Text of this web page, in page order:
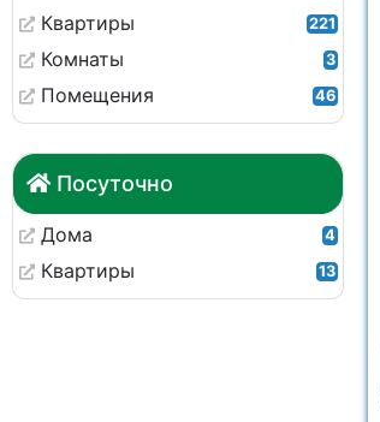
Квартиры 221
Комнаты 3
Помещения 46
Посуточно
Дома 4
Квартиры 13